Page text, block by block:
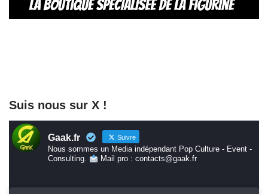
Suis nous sur X !
Gaak.fr Suivre
Nous sommes un Media indépendant Pop Culture - Event -
Consulting.
Mail pro : contacts@gaak.fr